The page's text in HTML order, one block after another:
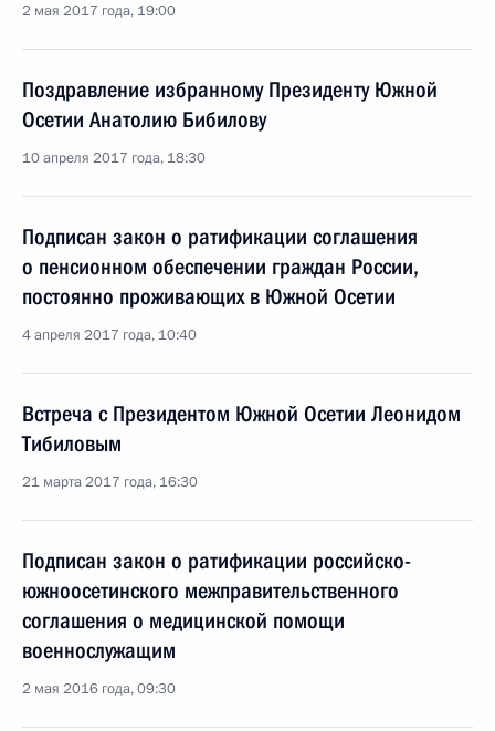
2 мая 2017 года, 19:00
Поздравление избранному Президенту Южной
Осетии Анатолию Бибилову
10 апреля 2017 года, 18:30
Подписан закон о ратификации соглашения
о пенсионном обеспечении граждан России,
постоянно проживающих в Южной Осетии
4 апреля 2017 года, 10:40
Встреча с Президентом Южной Осетии Леонидом
Тибиловым
21 марта 2017 года, 16:30
Подписан закон о ратификации российско-
южноосетинского межправительственного
соглашения о медицинской помощи
военнослужащим
2 мая 2016 года, 09:30